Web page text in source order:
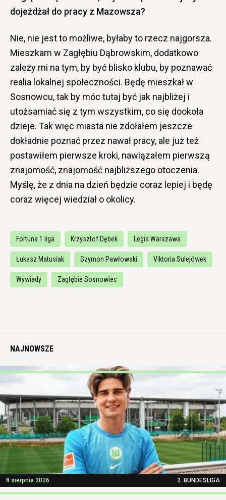
dojeżdżał do pracy z Mazowsza?
Nie, nie jest to możliwe, byłaby to rzecz najgorsza.
Mieszkam w Zagłębiu Dąbrowskim, dodatkowo
zależy mi na tym, by być blisko klubu, by poznawać
realia lokalnej społeczności. Będę mieszkał w
Sosnowcu, tak by móc tutaj być jak najbliżej i
utożsamiać się z tym wszystkim, co się dookoła
dzieje. Tak więc miasta nie zdołałem jeszcze
dokładnie poznać przez nawał pracy, ale już też
postawiłem pierwsze kroki, nawiązałem pierwszą
znajomość, znajomość najbliższego otoczenia.
Myślę, że z dnia na dzień będzie coraz lepiej i będę
coraz więcej wiedział o okolicy.
Fortuna 1 liga Krzysztof Dębek Legia Warszawa
Łukasz Matusiak Szymon Pawłowski Viktoria Sulejówek
Wywiady Zagłębie Sosnowiec
NAJNOWSZE
8 sierpnia 2026 2. BUNDESLIGA